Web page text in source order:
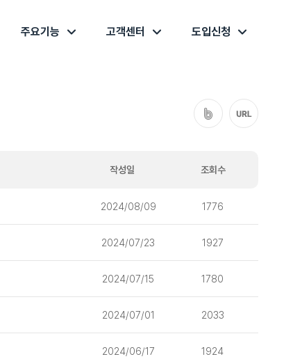
주요기능 고객센터 도입신청
작성일 조회수
2024/08/09 1776
2024/07/23 1927
2024/07/15 1780
2024/07/01 2033
2024/06/17 1924